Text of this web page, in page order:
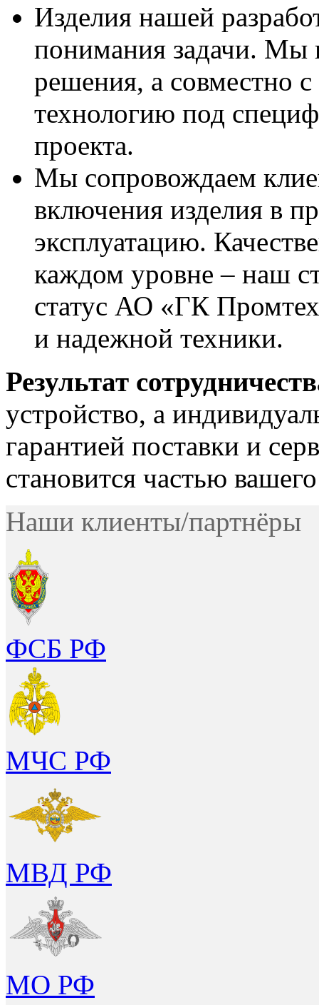
Изделия нашей
понимания задачи. Мы
решения, а совместно
технологию под
проекта.
Мы сопровождаем
включения изделия в
эксплуатацию.
каждом уровне – наш
статус АО «ГК
и надежной техники.
Результат
устройство, а
гарантией поставки и
становится частью
Наши клиенты/партнёры
ФСБ РФ
МЧС РФ
МВД РФ
МО РФ